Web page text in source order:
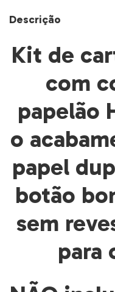
Descrição
Kit de
com
papelão
o
papel
botão
sem
para